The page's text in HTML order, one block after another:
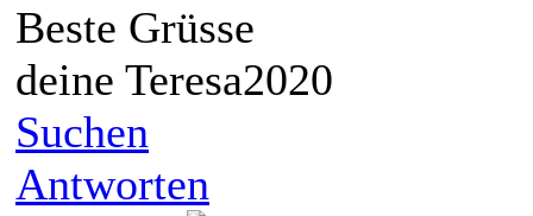
Beste Grüsse
deine Teresa2020
Suchen
Antworten